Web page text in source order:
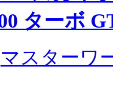
ターボ
マスターワ